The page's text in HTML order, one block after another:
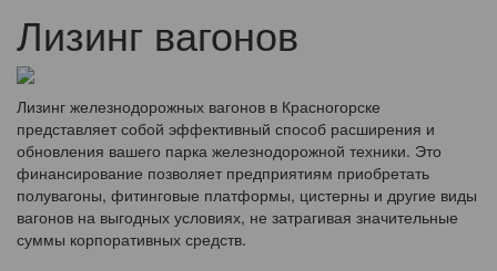
Лизинг вагонов
Лизинг железнодорожных вагонов в Красногорске
представляет собой эффективный способ расширения и
обновления вашего парка железнодорожной техники. Это
финансирование позволяет предприятиям приобретать
полувагоны, фитинговые платформы, цистерны и другие виды
вагонов на выгодных условиях, не затрагивая значительные
суммы корпоративных средств.